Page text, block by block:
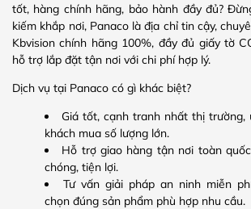
tốt, hàng chính hãng, bảo hành đầy đủ?
kiếm khắp nơi, Panaco là địa chỉ tin cậy,
Kbvision chính hãng 100%, đầy đủ giấy tờ
hỗ trợ lắp đặt tận nơi với chi phí hợp lý.
Dịch vụ tại Panaco có gì khác biệt?
Giá tốt, cạnh tranh nhất thị trường,
khách mua số lượng lớn.
Hỗ trợ giao hàng tận nơi toàn
chóng, tiện lợi.
Tư vấn giải pháp an ninh miễn
chọn đúng sản phẩm phù hợp nhu cầu.